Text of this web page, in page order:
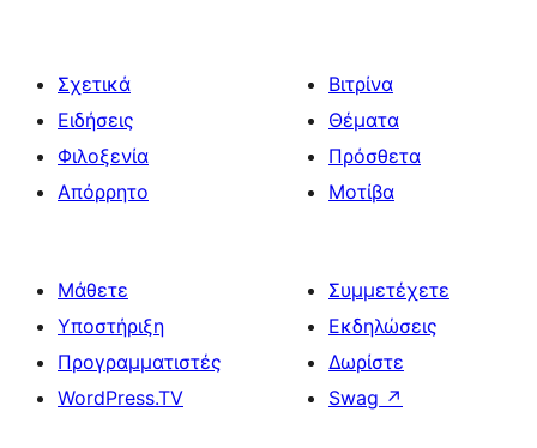
Σχετικά
Ειδήσεις
Φιλοξενία
Απόρρητο
Βιτρίνα
Θέματα
Πρόσθετα
Μοτίβα
Μάθετε
Υποστήριξη
Προγραμματιστές
WordPress.TV
Συμμετέχετε
Εκδηλώσεις
Δωρίστε
Swag ↗